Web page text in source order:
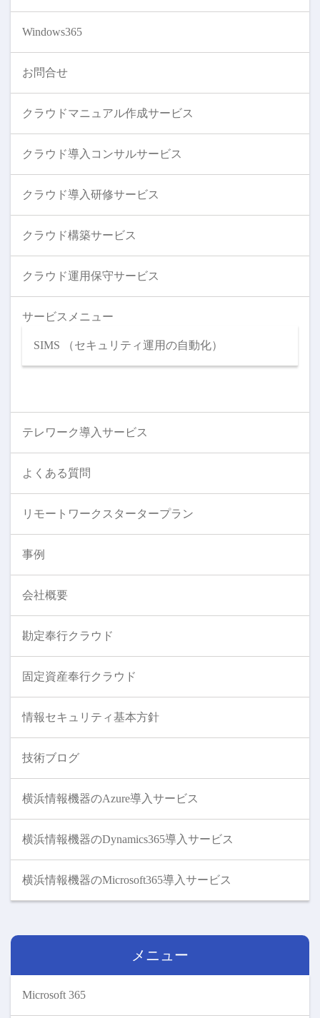
Windows365
お問合せ
クラウドマニュアル作成サービス
クラウド導入コンサルサービス
クラウド導入研修サービス
クラウド構築サービス
クラウド運用保守サービス
サービスメニュー
SIMS （セキュリティ運用の自動化）
テレワーク導入サービス
よくある質問
リモートワークスタータープラン
事例
会社概要
勘定奉行クラウド
固定資産奉行クラウド
情報セキュリティ基本方針
技術ブログ
横浜情報機器のAzure導入サービス
横浜情報機器のDynamics365導入サービス
横浜情報機器のMicrosoft365導入サービス
メニュー
Microsoft 365